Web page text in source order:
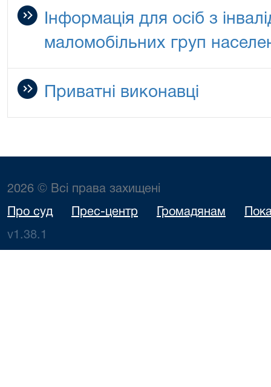
Інформація для осіб з
маломобільних груп
Приватні виконавці
2026 © Всі права захищені
Про суд Прес-центр Громадянам
v1.38.1